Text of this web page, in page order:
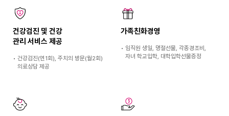
건강검진 및 건강
관리 서비스 제공
• 건강검진(연1회), 주치의 방문(월2회)
의료상담 제공
가족친화경영
• 임직원 생일, 명절선물, 각종경조비,
자녀 학교입학, 대학입학선물증정